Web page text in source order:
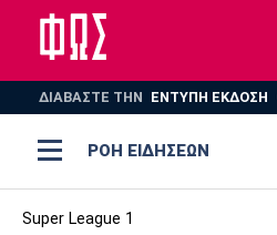
ΔΙΑΒΑΣΤΕ THN ΕΝΤΥΠΗ ΕΚΔΟΣΗ
ΡΟΗ ΕΙΔΗΣΕΩΝ
ΠΟΔΟΣΦΑΙΡΟ
Ποδόσφαιρο
Super League 1